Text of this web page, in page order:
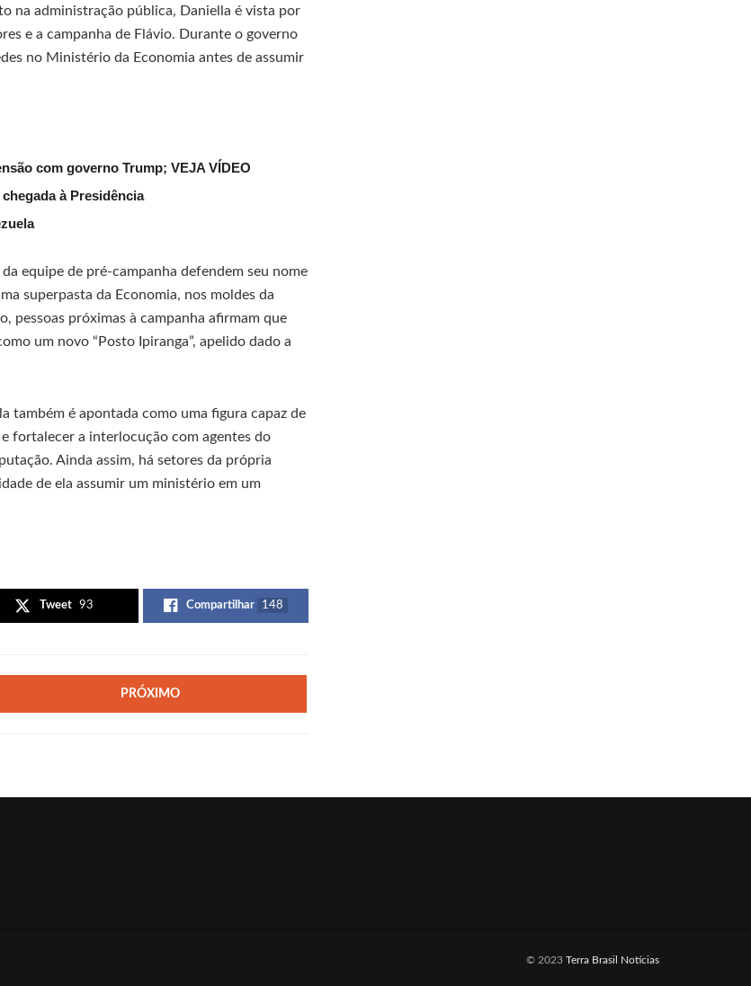
na administração pública, Daniella é vista por
e a campanha de Flávio. Durante o governo
no Ministério da Economia antes de assumir
com governo Trump; VEJA VÍDEO
à Presidência
equipe de pré-campanha defendem seu nome
superpasta da Economia, nos moldes da
pessoas próximas à campanha afirmam que
um novo “Posto Ipiranga”, apelido dado a
também é apontada como uma figura capaz de
fortalecer a interlocução com agentes do
Ainda assim, há setores da própria
de ela assumir um ministério em um
Tweet 93 Compartilhar 148
PRÓXIMO
© 2023 Terra Brasil Notícias